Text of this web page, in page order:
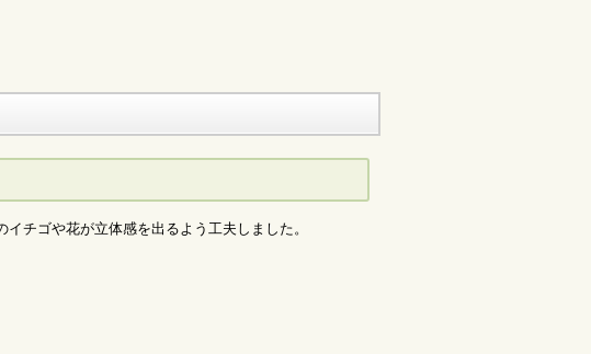
チゴや花が立体感を出るよう工夫しました。